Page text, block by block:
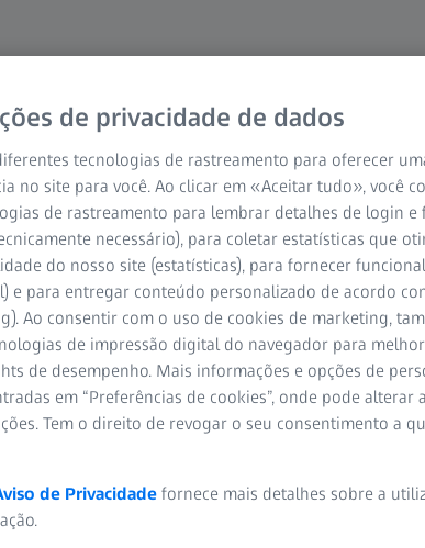
MyZEISS
uma lista das perguntas mais frequentes
– encontrará as informações de que
de privacidade de dados
tecnologias de rastreamento para oferecer
no site para você. Ao clicar em «Aceitar tudo», você
de rastreamento para lembrar detalhes de login
necessário), para coletar estatísticas que
do nosso site (estatísticas), para fornecer
e para entregar conteúdo personalizado de acordo
Ao consentir com o uso de cookies de marketing,
de impressão digital do navegador para
de desempenho. Mais informações e opções de
em “Preferências de cookies”, onde pode alterar
Tem o direito de revogar o seu consentimento a
de Privacidade fornece mais detalhes sobre a